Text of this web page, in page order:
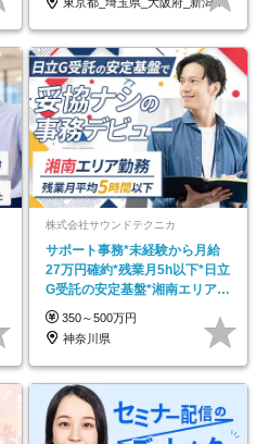
株式会社サウンドテクニカ
サポート事務*未経験から月給
27万円確約*残業月5h以下*日立
G受託の安定基盤*湘南エリア勤
務
350～500万円
神奈川県